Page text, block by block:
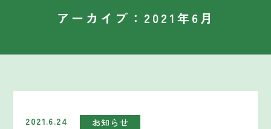
アーカイブ：2021年6月
2021.6.24
お知らせ